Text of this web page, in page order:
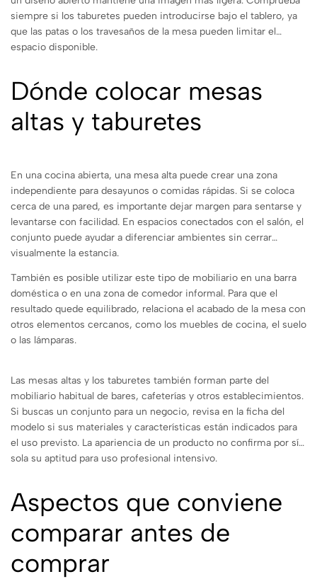
siempre si los taburetes pueden introducirse bajo el tablero, ya
que las patas o los travesaños de la mesa pueden limitar el
espacio disponible.
Dónde colocar mesas
altas y taburetes
En una cocina abierta, una mesa alta puede crear una zona
independiente para desayunos o comidas rápidas. Si se coloca
cerca de una pared, es importante dejar margen para sentarse y
levantarse con facilidad. En espacios conectados con el salón, el
conjunto puede ayudar a diferenciar ambientes sin cerrar
visualmente la estancia.
También es posible utilizar este tipo de mobiliario en una barra
doméstica o en una zona de comedor informal. Para que el
resultado quede equilibrado, relaciona el acabado de la mesa con
otros elementos cercanos, como los muebles de cocina, el suelo
o las lámparas.
Las mesas altas y los taburetes también forman parte del
mobiliario habitual de bares, cafeterías y otros establecimientos.
Si buscas un conjunto para un negocio, revisa en la ficha del
modelo si sus materiales y características están indicados para
el uso previsto. La apariencia de un producto no confirma por sí
sola su aptitud para uso profesional intensivo.
Aspectos que conviene
comparar antes de
comprar